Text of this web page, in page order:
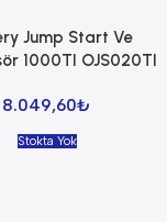
Jump Start Ve
1000TI OJS020TI
8.049,60₺
Stokta Yok